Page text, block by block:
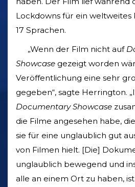
Lockdowns für ein weltweites
17 Sprachen.
„Wenn der Film nicht auf
Showcase gezeigt worden
Veröffentlichung eine sehr
gegeben“, sagte Herrington.
Documentary Showcase
die Filme angesehen habe,
sie für eine unglaublich gut
von Filmen hielt. [Die]
unglaublich bewegend und
alle an einem Ort zu haben,